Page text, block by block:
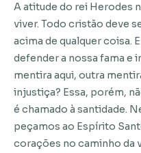
A atitude do rei Herodes
viver. Todo cristão deve
acima de qualquer coisa.
defender a nossa fama e
mentira aqui, outra
injustiça? Essa, porém,
é chamado à santidade.
peçamos ao Espírito
corações no caminho da